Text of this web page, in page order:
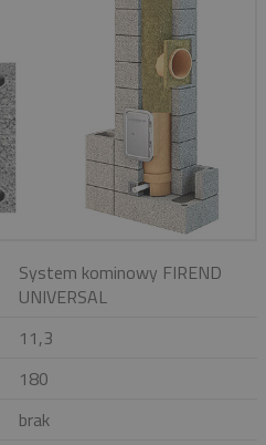
System kominowy FIREND
UNIVERSAL
11,3
180
brak